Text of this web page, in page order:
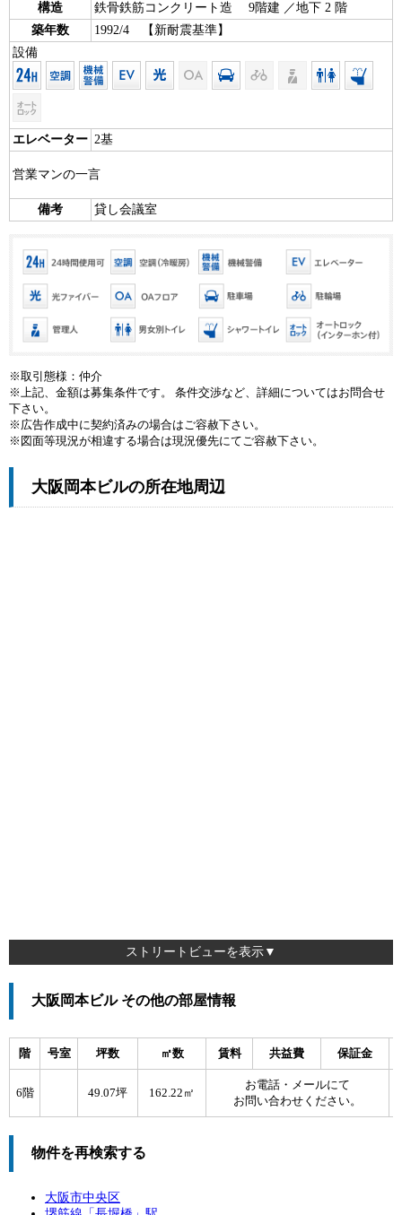
構造
鉄骨鉄筋コンクリート造 9階建 ／地下 2 階
築年数
1992/4 【新耐震基準】
設備
エレベーター 2基
営業マンの一言
備考 貸し会議室
※取引態様：仲介
※上記、金額は募集条件です。 条件交渉など、詳細についてはお問合せ
下さい。
※広告作成中に契約済みの場合はご容赦下さい。
※図面等現況が相違する場合は現況優先にてご容赦下さい。
大阪岡本ビルの所在地周辺
ストリートビューを表示▼
大阪岡本ビル その他の部屋情報
階 号室 坪数 ㎡数 賃料 共益費 保証金
6階 49.07坪 162.22㎡
お電話・メールにて
お問い合わせください。
物件を再検索する
大阪市中央区